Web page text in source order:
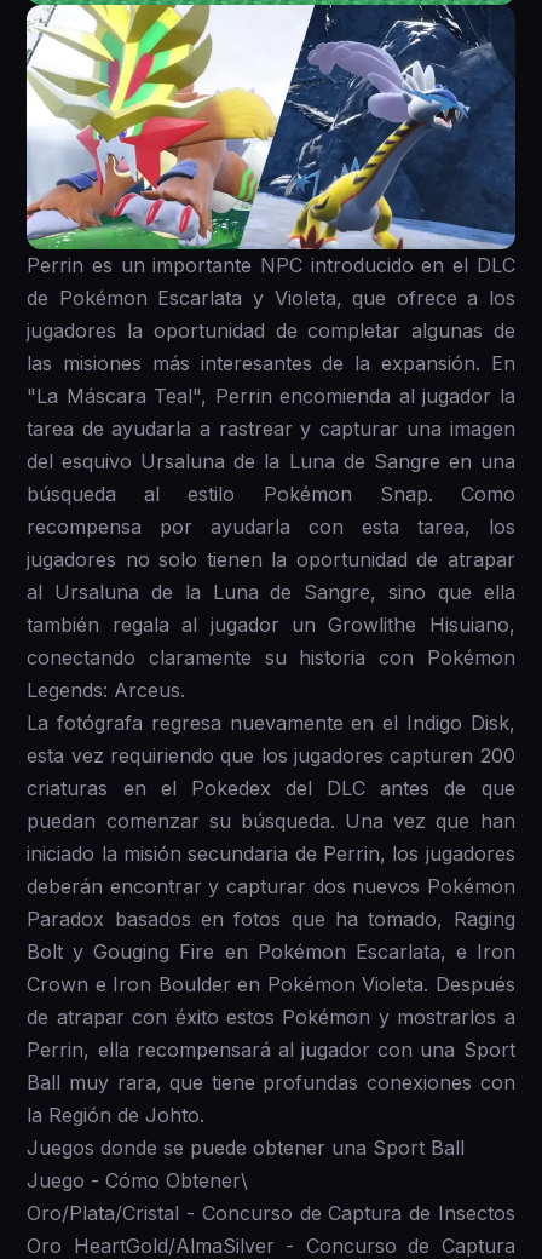
Perrin es un importante NPC introducido en el DLC
de Pokémon Escarlata y Violeta, que ofrece a los
jugadores la oportunidad de completar algunas de
las misiones más interesantes de la expansión. En
"La Máscara Teal", Perrin encomienda al jugador la
tarea de ayudarla a rastrear y capturar una imagen
del esquivo Ursaluna de la Luna de Sangre en una
búsqueda al estilo Pokémon Snap. Como
recompensa por ayudarla con esta tarea, los
jugadores no solo tienen la oportunidad de atrapar
al Ursaluna de la Luna de Sangre, sino que ella
también regala al jugador un Growlithe Hisuiano,
conectando claramente su historia con Pokémon
Legends: Arceus.
La fotógrafa regresa nuevamente en el Indigo Disk,
esta vez requiriendo que los jugadores capturen 200
criaturas en el Pokedex del DLC antes de que
puedan comenzar su búsqueda. Una vez que han
iniciado la misión secundaria de Perrin, los jugadores
deberán encontrar y capturar dos nuevos Pokémon
Paradox basados en fotos que ha tomado, Raging
Bolt y Gouging Fire en Pokémon Escarlata, e Iron
Crown e Iron Boulder en Pokémon Violeta. Después
de atrapar con éxito estos Pokémon y mostrarlos a
Perrin, ella recompensará al jugador con una Sport
Ball muy rara, que tiene profundas conexiones con
la Región de Johto.
Juegos donde se puede obtener una Sport Ball
Juego - Cómo Obtener\
Oro/Plata/Cristal - Concurso de Captura de Insectos
Oro HeartGold/AlmaSilver - Concurso de Captura